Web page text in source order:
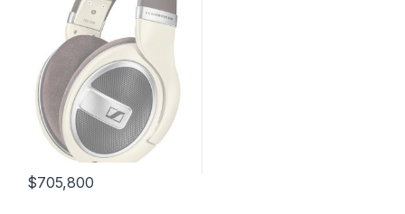
$705,800